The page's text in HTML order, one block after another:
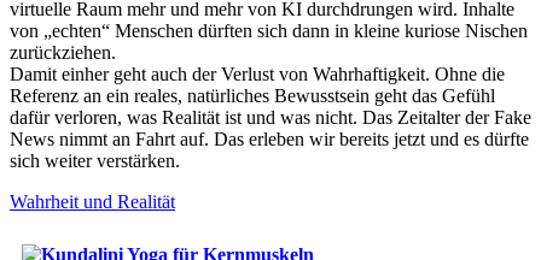
virtuelle Raum mehr und mehr von KI durchdrungen wird. Inhalte
von „echten“ Menschen dürften sich dann in kleine kuriose Nischen
zurückziehen.
Damit einher geht auch der Verlust von Wahrhaftigkeit. Ohne die
Referenz an ein reales, natürliches Bewusstsein geht das Gefühl
dafür verloren, was Realität ist und was nicht. Das Zeitalter der Fake
News nimmt an Fahrt auf. Das erleben wir bereits jetzt und es dürfte
sich weiter verstärken.
Wahrheit und Realität